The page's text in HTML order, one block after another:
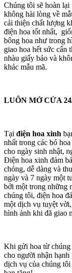
Chúng tôi sẽ hoàn
không hài lòng về
cải thiện chất lượng
điện hoa tốt nhất,
bông hoa như trong
giao hoa hết sức cẩn
nhàu giấy báo và
khác mẫu mã.
LUÔN MỞ CỬA
Tại điện hoa xinh
nhất trong các bó
cho ngày sinh nhật,
Điện hoa xinh đảm
chóng, dễ dàng và
ngày và 7 ngày một
bởi một trong những
chúng tôi, điện hoa
một dịch vụ tuyệt
hình ảnh khi đã giao
Khi gửi hoa từ chúng
cho người nhận
dịch vụ của chúng